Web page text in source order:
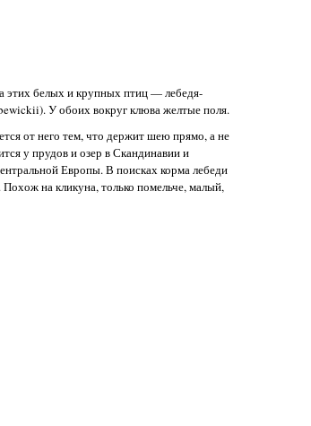
этих белых и крупных птиц — лебедя-
У обоих вокруг клюва желтые поля.
от него тем, что держит шею прямо, а не
у прудов и озер в Скандинавии и
Европы. В поисках корма лебеди
на кликуна, только помельче, малый,